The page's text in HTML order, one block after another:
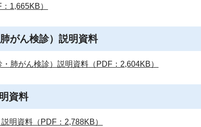
1,665KB）
がん検診）説明資料
肺がん検診）説明資料（PDF：2,604KB）
資料
明資料（PDF：2,788KB）